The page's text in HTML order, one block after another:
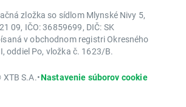
zložka so sídlom Mlynské Nivy 5,
09, IČO: 36859699, DIČ: SK
v obchodnom registri Okresného
oddiel Po, vložka č. 1623/B.
S.A.•Nastavenie súborov cookie